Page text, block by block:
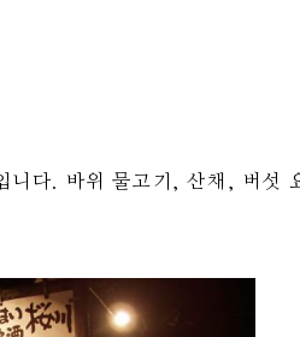
니다. 바위 물고기, 산채, 버섯